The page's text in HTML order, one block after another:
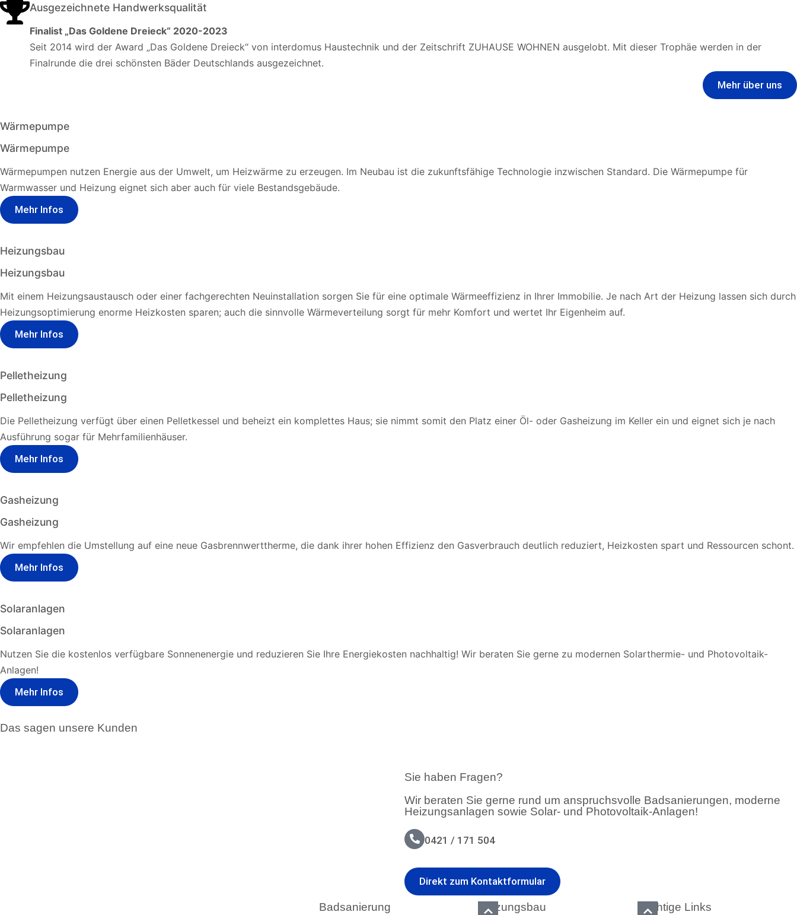
Ausgezeichnete Handwerksqualität
Finalist „Das Goldene Dreieck“ 2020-2023
Seit 2014 wird der Award „Das Goldene Dreieck“ von interdomus Haustechnik und der Zeitschrift ZUHAUSE WOHNEN ausgelobt. Mit dieser Trophäe werden in der
Finalrunde die drei schönsten Bäder Deutschlands ausgezeichnet.
Mehr über uns
Wärmepumpe
Wärmepumpe
Wärmepumpen nutzen Energie aus der Umwelt, um Heizwärme zu erzeugen. Im Neubau ist die zukunftsfähige Technologie inzwischen Standard. Die Wärmepumpe für
Warmwasser und Heizung eignet sich aber auch für viele Bestandsgebäude.
Mehr Infos
Heizungsbau
Heizungsbau
Mit einem Heizungsaustausch oder einer fachgerechten Neuinstallation sorgen Sie für eine optimale Wärmeeffizienz in Ihrer Immobilie. Je nach Art der Heizung lassen sich durch
Heizungsoptimierung enorme Heizkosten sparen; auch die sinnvolle Wärmeverteilung sorgt für mehr Komfort und wertet Ihr Eigenheim auf.
Mehr Infos
Pelletheizung
Pelletheizung
Die Pelletheizung verfügt über einen Pelletkessel und beheizt ein komplettes Haus; sie nimmt somit den Platz einer Öl- oder Gasheizung im Keller ein und eignet sich je nach
Ausführung sogar für Mehrfamilienhäuser.
Mehr Infos
Gasheizung
Gasheizung
Wir empfehlen die Umstellung auf eine neue Gasbrennwerttherme, die dank ihrer hohen Effizienz den Gasverbrauch deutlich reduziert, Heizkosten spart und Ressourcen schont.
Mehr Infos
Solaranlagen
Solaranlagen
Nutzen Sie die kostenlos verfügbare Sonnenenergie und reduzieren Sie Ihre Energiekosten nachhaltig! Wir beraten Sie gerne zu modernen Solarthermie- und Photovoltaik-
Anlagen!
Mehr Infos
Das sagen unsere Kunden
Sie haben Fragen?
Wir beraten Sie gerne rund um anspruchsvolle Badsanierungen, moderne
Heizungsanlagen sowie Solar- und Photovoltaik-Anlagen!
0421 / 171 504
Direkt zum Kontaktformular
Badsanierung Heizungsbau Wichtige Links